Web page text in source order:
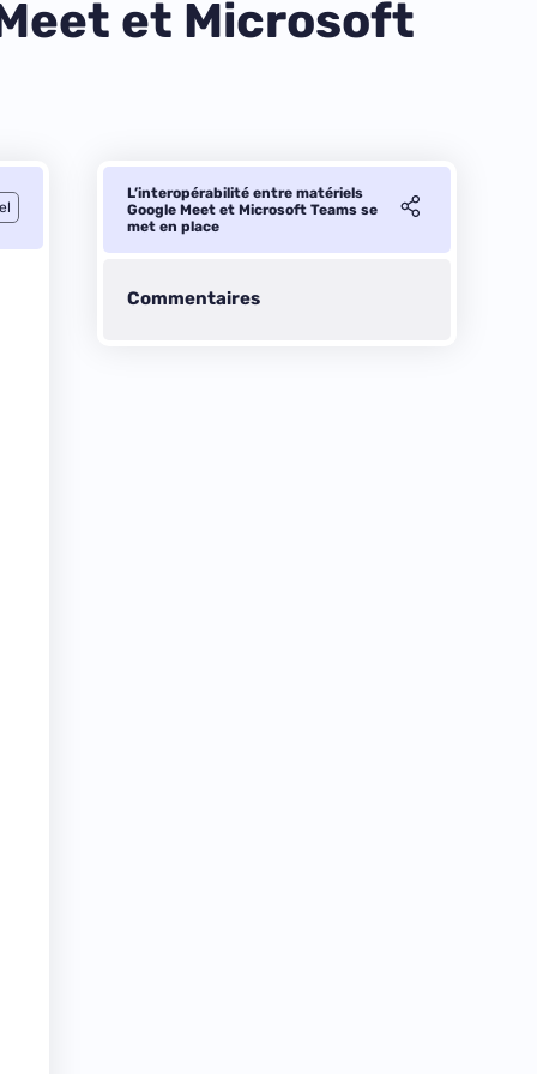
et Microsoft
L’interopérabilité entre matériels
Google Meet et Microsoft Teams se
met en place
Commentaires